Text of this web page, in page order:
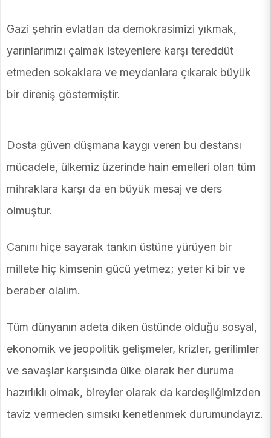
Gazi şehrin evlatları da demokrasimizi yıkmak,
yarınlarımızı çalmak isteyenlere karşı tereddüt
etmeden sokaklara ve meydanlara çıkarak büyük
bir direniş göstermiştir.
Dosta güven düşmana kaygı veren bu destansı
mücadele, ülkemiz üzerinde hain emelleri olan tüm
mihraklara karşı da en büyük mesaj ve ders
olmuştur.
Canını hiçe sayarak tankın üstüne yürüyen bir
millete hiç kimsenin gücü yetmez; yeter ki bir ve
beraber olalım.
Tüm dünyanın adeta diken üstünde olduğu sosyal,
ekonomik ve jeopolitik gelişmeler, krizler, gerilimler
ve savaşlar karşısında ülke olarak her duruma
hazırlıklı olmak, bireyler olarak da kardeşliğimizden
taviz vermeden sımsıkı kenetlenmek durumundayız.